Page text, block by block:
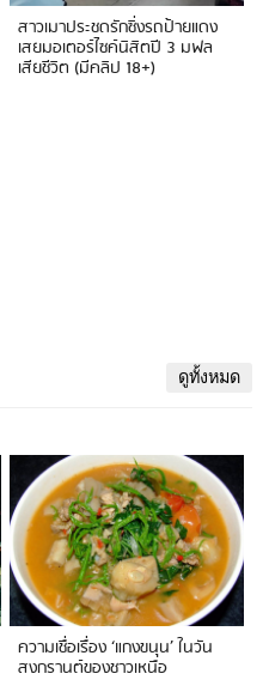
สาวเมาประชดรักซิ่งรถป้ายแดง
เสยมอเตอร์ไซค์นิสิตปี 3 มฟล
เสียชีวิต (มีคลิป 18+)
ดูทั้งหมด
ความเชื่อเรื่อง ‘แกงขนุน’ ในวัน
สงกรานต์ของชาวเหนือ